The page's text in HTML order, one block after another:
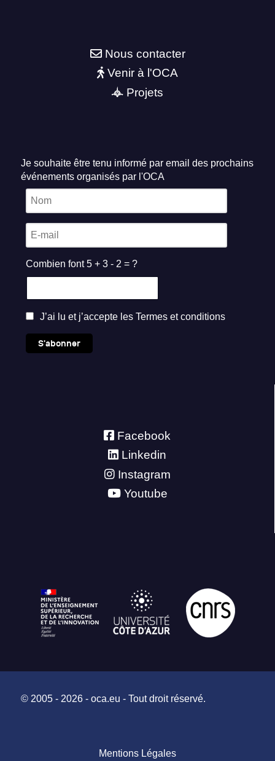
Nous contacter
Venir à l'OCA
Projets
Je souhaite être tenu informé par email des prochains
événements organisés par l'OCA
Combien font 5 + 3 - 2 = ?
J’ai lu et j’accepte les Termes et conditions
S'abonner
Facebook
Linkedin
Instagram
Youtube
© 2005 - 2026 - oca.eu - Tout droit réservé.
Mentions Légales